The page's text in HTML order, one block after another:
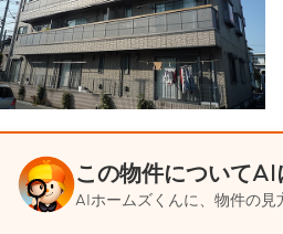
この物件について
AIホームズくんに、物件の見